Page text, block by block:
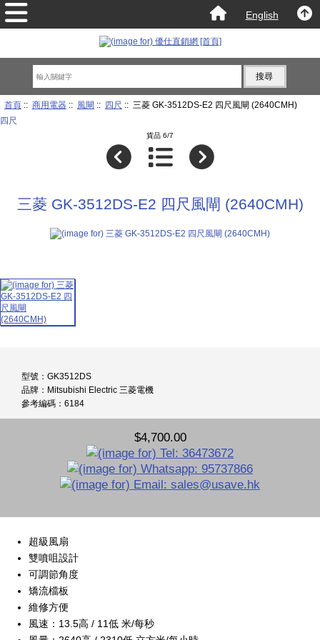
English
首頁:: 商用電器:: 風閘 :: 四尺 :: 三菱 GK-3512DS-E2 四尺風閘 (2640CMH)
四尺
貨品 6/7
三菱 GK-3512DS-E2 四尺風閘 (2640CMH)
型號：GK3512DS
品牌：Mitsubishi Electric 三菱電機
參考編碼：6184
$4,700.00
超級風扇
雙噴咀設計
可調節角度
矯流檔板
維修方便
風速：13.5高 / 11低 米/每秒